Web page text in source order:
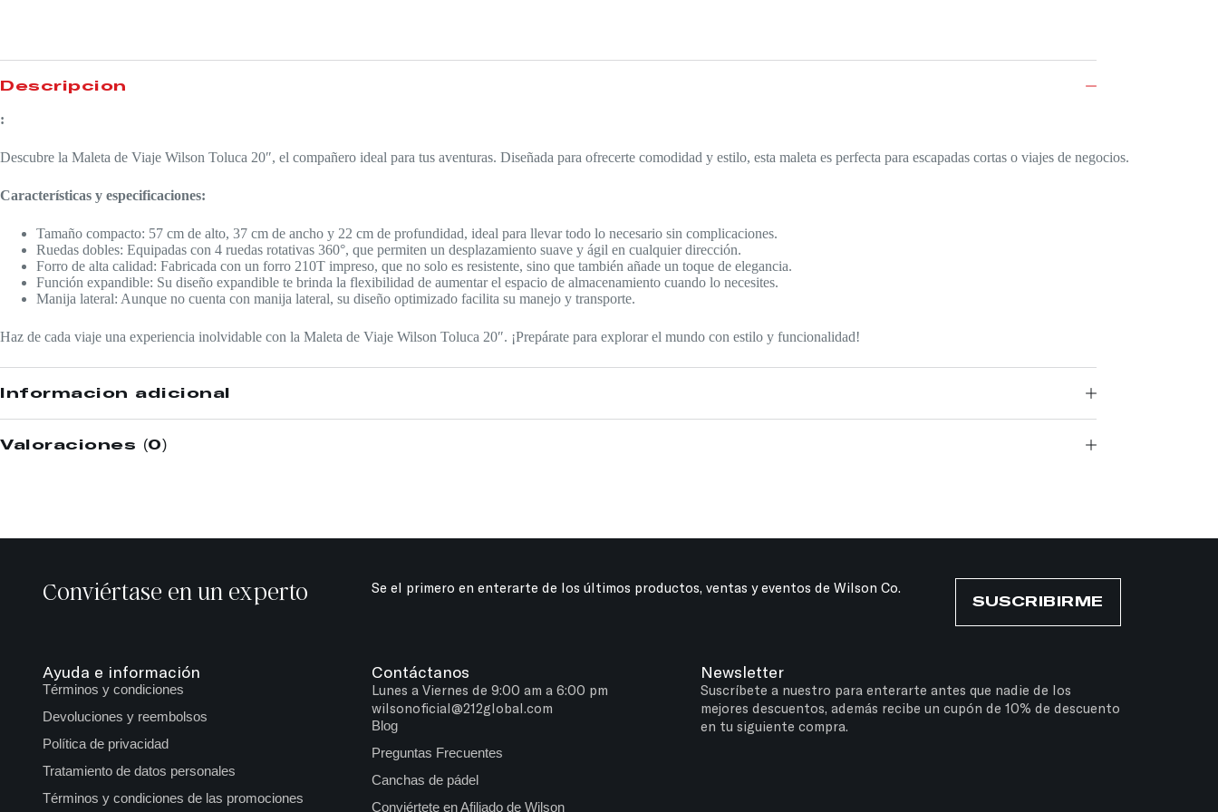
Descripción
:
Descubre la Maleta de Viaje Wilson Toluca 20″, el compañero ideal para tus aventuras. Diseñada para ofrecerte comodidad y estilo, esta maleta es perfecta para escapadas cortas o viajes de negocios.
Características y especificaciones:
Tamaño compacto: 57 cm de alto, 37 cm de ancho y 22 cm de profundidad, ideal para llevar todo lo necesario sin complicaciones.
Ruedas dobles: Equipadas con 4 ruedas rotativas 360°, que permiten un desplazamiento suave y ágil en cualquier dirección.
Forro de alta calidad: Fabricada con un forro 210T impreso, que no solo es resistente, sino que también añade un toque de elegancia.
Función expandible: Su diseño expandible te brinda la flexibilidad de aumentar el espacio de almacenamiento cuando lo necesites.
Manija lateral: Aunque no cuenta con manija lateral, su diseño optimizado facilita su manejo y transporte.
Haz de cada viaje una experiencia inolvidable con la Maleta de Viaje Wilson Toluca 20″. ¡Prepárate para explorar el mundo con estilo y funcionalidad!
Información adicional
Valoraciones (0)
Conviértase en un experto Se el primero en enterarte de los últimos productos, ventas y eventos de Wilson Co.
SUSCRIBIRME
Ayuda e información
Términos y condiciones
Devoluciones y reembolsos
Política de privacidad
Tratamiento de datos personales
Términos y condiciones de las promociones
Contáctanos
Lunes a Viernes de 9:00 am a 6:00 pm
wilsonoficial@212global.com
Blog
Preguntas Frecuentes
Canchas de pádel
Conviértete en Afiliado de Wilson
Newsletter
Suscríbete a nuestro para enterarte antes que nadie de los
mejores descuentos, además recibe un cupón de 10% de descuento
en tu siguiente compra.